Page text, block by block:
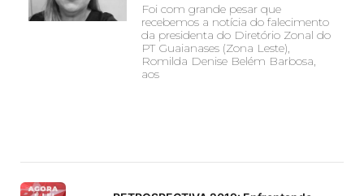
Foi com grande pesar que
recebemos a notícia do falecimento
da presidenta do Diretório Zonal do
PT Guaianases (Zona Leste),
Romilda Denise Belém Barbosa,
aos